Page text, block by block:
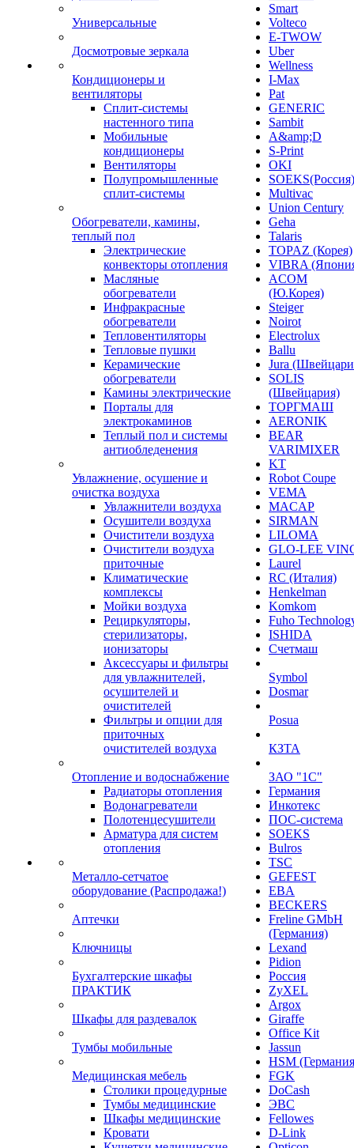
Универсальные
Досмотровые зеркала
Кондиционеры и
вентиляторы
Сплит-системы
настенного типа
Мобильные
кондиционеры
Вентиляторы
Полупромышленные
сплит-системы
Обогреватели, камины,
теплый пол
Электрические
конвекторы отопления
Масляные
обогреватели
Инфракрасные
обогреватели
Тепловентиляторы
Тепловые пушки
Керамические
обогреватели
Камины электрические
Порталы для
электрокаминов
Теплый пол и системы
антиобледенения
Увлажнение, осушение и
очистка воздуха
Увлажнители воздуха
Осушители воздуха
Очистители воздуха
Очистители воздуха
приточные
Климатические
комплексы
Мойки воздуха
Рециркуляторы,
стерилизаторы,
ионизаторы
Аксессуары и фильтры
для увлажнителей,
осушителей и
очистителей
Фильтры и опции для
приточных
очистителей воздуха
Отопление и водоснабжение
Радиаторы отопления
Водонагреватели
Полотенцесушители
Арматура для систем
отопления
Металло-сетчатое
оборудование (Распродажа!)
Аптечки
Ключницы
Бухгалтерские шкафы
ПРАКТИК
Шкафы для раздевалок
Тумбы мобильные
Медицинская мебель
Столики процедурные
Тумбы медицинские
Шкафы медицинские
Кровати
Smart
Volteco
E-TWOW
Uber
Wellness
I-Max
Pat
GENERIC
Sambit
A&amp;D
S-Print
OKI
SOEKS(Россия)
Multivac
Union Century
Geha
Talaris
TOPAZ (Корея)
VIBRA
ACOM
(Ю.Корея)
Steiger
Noirot
Electrolux
Ballu
Jura
SOLIS
(Швейцария)
ТОРГМАШ
AERONIK
BEAR
VARIMIXER
KT
Robot Coupe
VEMA
MACAP
SIRMAN
LILOMA
GLO-LEE
Laurel
RC (Италия)
Henkelman
Komkom
Fuho
ISHIDA
Счетмаш
Symbol
Dosmar
Posua
КЗТА
ЗАО "1С"
Германия
Инкотекс
ПОС-система
SOEKS
Bulros
TSC
GEFEST
EBA
BECKERS
Freline GMbH
(Германия)
Lexand
Pidion
Россия
ZyXEL
Argox
Giraffe
Office Kit
Jassun
HSM
FGK
DoCash
ЭВС
Fellowes
D-Link